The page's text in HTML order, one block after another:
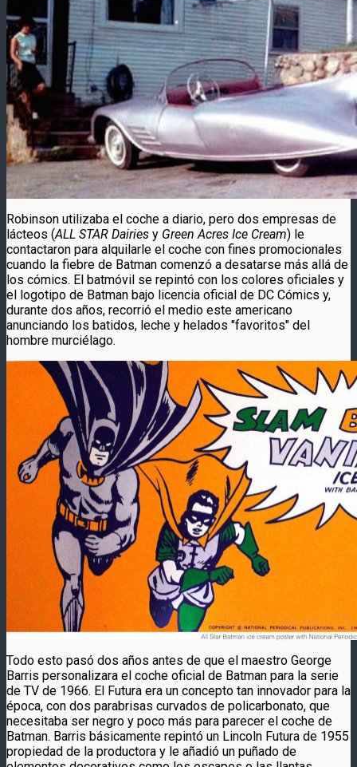
Robinson utilizaba el coche a diario, pero dos empresas de
lácteos (ALL STAR Dairies y Green Acres Ice Cream) le
contactaron para alquilarle el coche con fines promocionales
cuando la fiebre de Batman comenzó a desatarse más allá de
los cómics. El batmóvil se repintó con los colores oficiales y
el logotipo de Batman bajo licencia oficial de DC Cómics y,
durante dos años, recorrió el medio este americano
anunciando los batidos, leche y helados "favoritos" del
hombre murciélago.
Todo esto pasó dos años antes de que el maestro George
Barris personalizara el coche oficial de Batman para la serie
de TV de 1966. El Futura era un concepto tan innovador para la
época, con dos parabrisas curvados de policarbonato, que
necesitaba ser negro y poco más para parecer el coche de
Batman. Barris básicamente repintó un Lincoln Futura de 1955
propiedad de la productora y le añadió un puñado de